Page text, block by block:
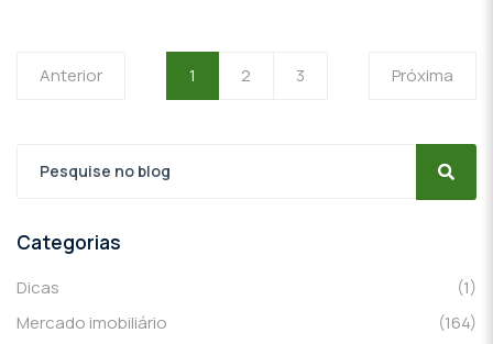
Anterior 1 2 3 Próxima
Categorias
Dicas
(1)
Mercado imobiliário
(164)